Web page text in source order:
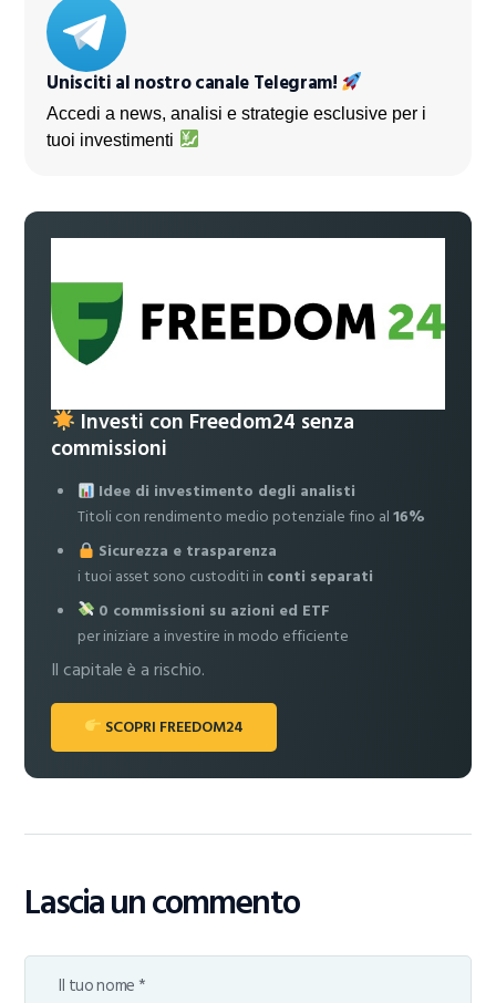
Unisciti al nostro canale Telegram!
Accedi a news, analisi e strategie esclusive per i
tuoi investimenti
Investi con Freedom24 senza
commissioni
Idee di investimento degli analisti
Titoli con rendimento medio potenziale fino al16%
Sicurezza e trasparenza
i tuoi asset sono custoditi in conti separati
0 commissioni su azioni ed ETF
per iniziare a investire in modo efficiente
Il capitale è a rischio.
SCOPRI FREEDOM24
Lascia un commento